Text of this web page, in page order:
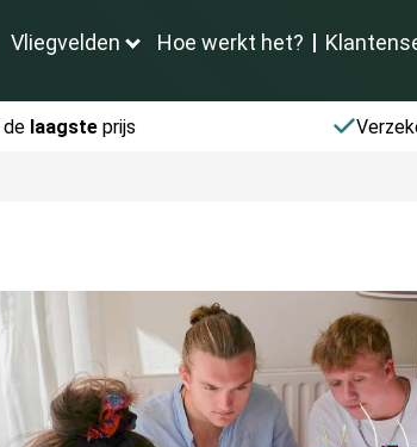
Vliegvelden Hoe werkt het?
de laagsteprijs